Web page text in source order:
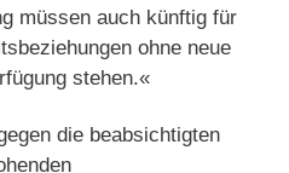
müssen auch künftig für
ohne neue
stehen.«
die beabsichtigten